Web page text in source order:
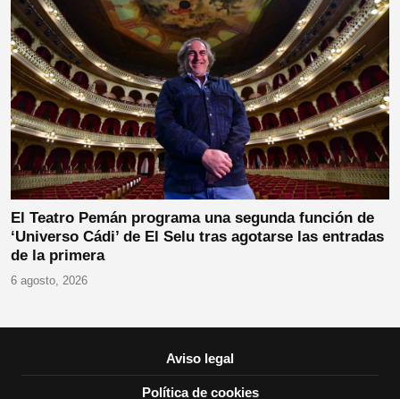
El Teatro Pemán programa una segunda función de
‘Universo Cádi’ de El Selu tras agotarse las entradas
de la primera
6 agosto, 2026
Aviso legal
Política de cookies